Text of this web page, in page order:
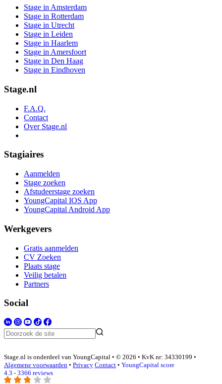
Stage in Amsterdam
Stage in Rotterdam
Stage in Utrecht
Stage in Leiden
Stage in Haarlem
Stage in Amersfoort
Stage in Den Haag
Stage in Eindhoven
Stage.nl
F.A.Q.
Contact
Over Stage.nl
Stagiaires
Aanmelden
Stage zoeken
Afstudeerstage zoeken
YoungCapital IOS App
YoungCapital Android App
Werkgevers
Gratis aanmelden
CV Zoeken
Plaats stage
Veilig betalen
Partners
Social
Stage.nl is onderdeel van YoungCapital • © 2026 • KvK nr: 34330199 •
Algemene voorwaarden • Privacy Contact • YoungCapital score
4.3 - 3366 reviews